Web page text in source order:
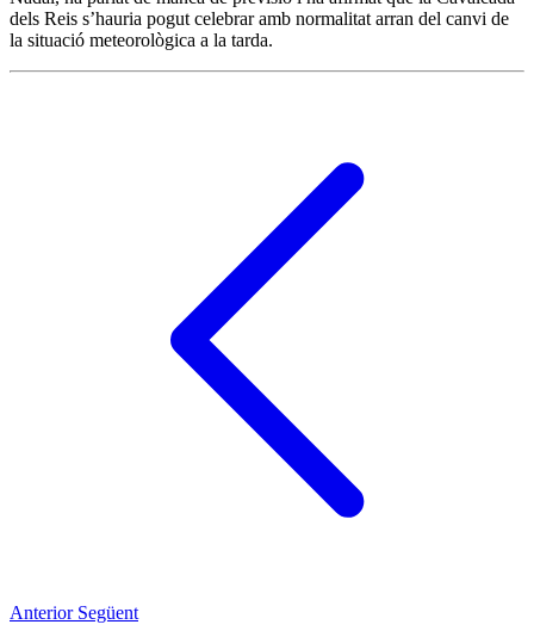
dels Reis s’hauria pogut celebrar amb normalitat arran del canvi de
la situació meteorològica a la tarda.
Anterior Següent